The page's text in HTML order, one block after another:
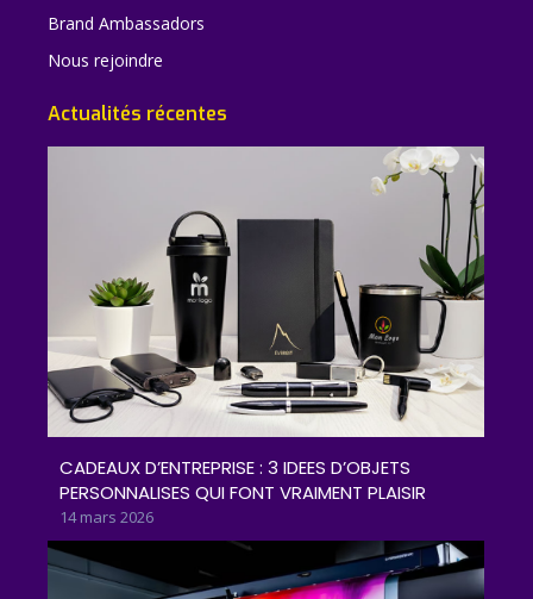
Brand Ambassadors
Nous rejoindre
Actualités récentes
CADEAUX D’ENTREPRISE : 3 IDEES D’OBJETS
PERSONNALISES QUI FONT VRAIMENT PLAISIR
14 mars 2026